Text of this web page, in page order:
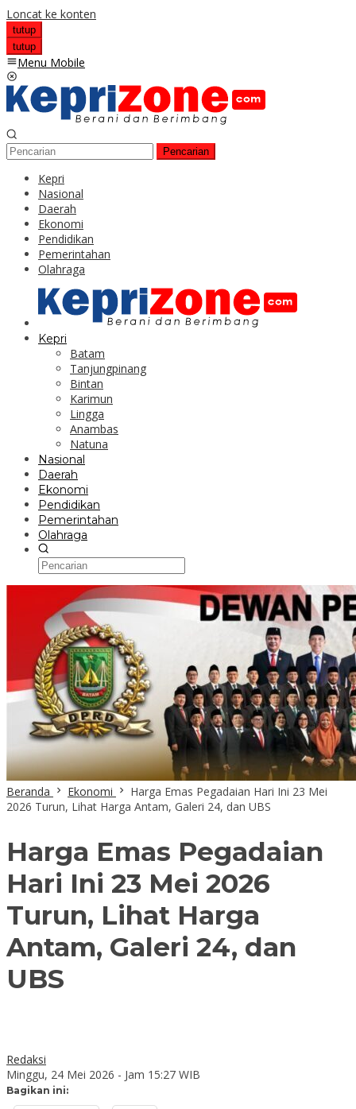
Loncat ke konten
tutup
tutup
Menu Mobile
Pencarian
Kepri
Nasional
Daerah
Ekonomi
Pendidikan
Pemerintahan
Olahraga
Kepri
Batam
Tanjungpinang
Bintan
Karimun
Lingga
Anambas
Natuna
Nasional
Daerah
Ekonomi
Pendidikan
Pemerintahan
Olahraga
Beranda Ekonomi
Harga Emas Pegadaian Hari Ini 23 Mei
2026 Turun, Lihat Harga Antam, Galeri 24, dan UBS
Harga Emas Pegadaian
Hari Ini 23 Mei 2026
Turun, Lihat Harga
Antam, Galeri 24, dan
UBS
Redaksi
Minggu, 24 Mei 2026 - Jam 15:27 WIB
Bagikan ini: